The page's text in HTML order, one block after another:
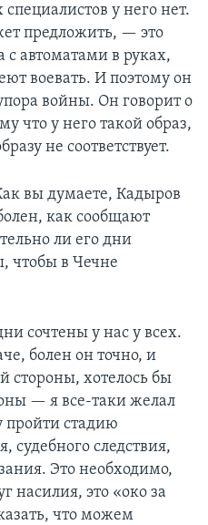
у него нет.
предложить, — это
с автоматами в руках,
воевать. И поэтому он
войны. Он говорит о
что у него такой образ,
не соответствует.
вы думаете, Кадыров
как сообщают
ли его дни
чтобы в Чечне
сочтены у нас у всех.
болен он точно, и
стороны, хотелось бы
— я все-таки желал
стадию
судебного следствия,
Это необходимо,
насилия, это «око за
что можем